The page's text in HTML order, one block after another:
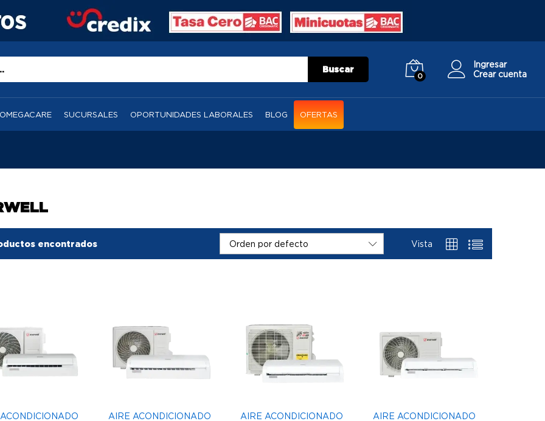
Buscar
0
Ingresar
Crear cuenta
OMEGACARE SUCURSALES OPORTUNIDADES LABORALES BLOG OFERTAS
encontrados Vista
Orden por defecto
AIRE ACONDICIONADO
AIRE ACONDICIONADO
AIRE ACONDICIONADO